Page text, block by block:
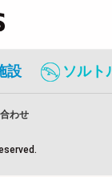
設 ソルト
わせ